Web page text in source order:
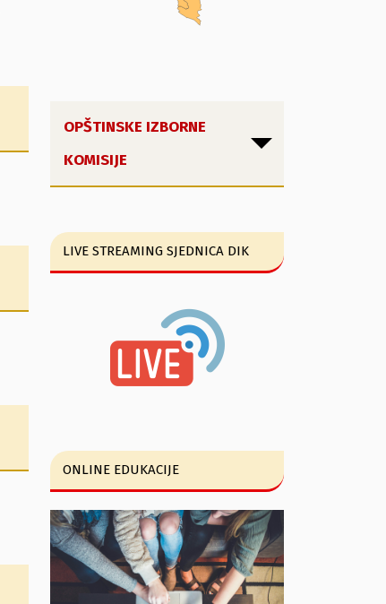
OPŠTINSKE IZBORNE
KOMISIJE
LIVE STREAMING SJEDNICA DIK
ONLINE EDUKACIJE